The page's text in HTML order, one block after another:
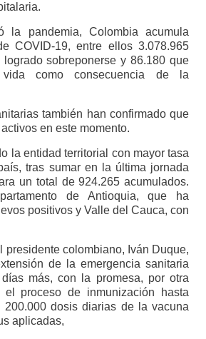
la pandemia, Colombia acumula
COVID-19, entre ellos 3.078.965
sobreponerse y 86.180 que
como consecuencia de la
también han confirmado que
en este momento.
la entidad territorial con mayor tasa
tras sumar en la última jornada
un total de 924.265 acumulados.
de Antioquia, que ha
positivos y Valle del Cauca, con
presidente colombiano, Iván Duque,
de la emergencia sanitaria
más, con la promesa, por otra
el proceso de inmunización hasta
200.000 dosis diarias de la vacuna
aplicadas,